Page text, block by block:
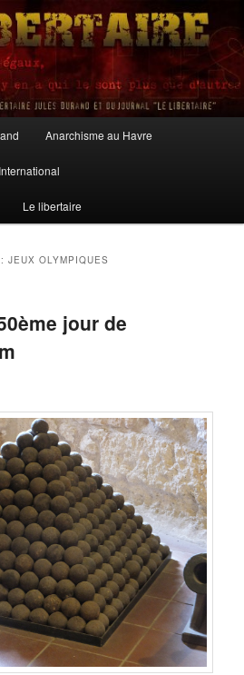
Anarchisme au Havre
International
Le libertaire
:JEUX OLYMPIQUES
jour de